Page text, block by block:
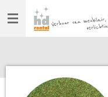
Ga
direct
hoofdinhoud